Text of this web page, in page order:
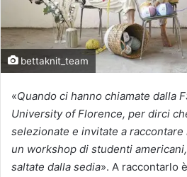
bettaknit_team
«Quando ci hanno chiamate dalla
University of Florence, per dirci
selezionate e invitate a
un workshop di studenti
saltate dalla sedia». A raccontarlo è